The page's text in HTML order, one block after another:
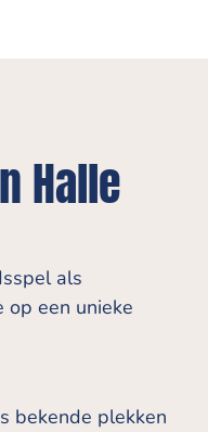
Halle
als
een unieke
bekende plekken